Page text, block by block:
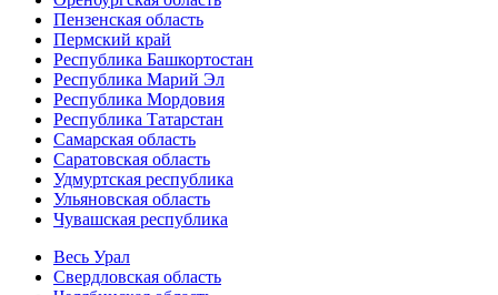
Пензенская область
Пермский край
Республика Башкортостан
Республика Марий Эл
Республика Мордовия
Республика Татарстан
Самарская область
Саратовская область
Удмуртская республика
Ульяновская область
Чувашская республика
Весь Урал
Свердловская область